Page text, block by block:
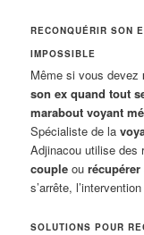
RECONQUÉRIR SON
IMPOSSIBLE
Même si vous devez
son ex quand tout
marabout voyant
Spécialiste de la
Adjinacou utilise
couple ou
s’arrête,
SOLUTIONS POUR